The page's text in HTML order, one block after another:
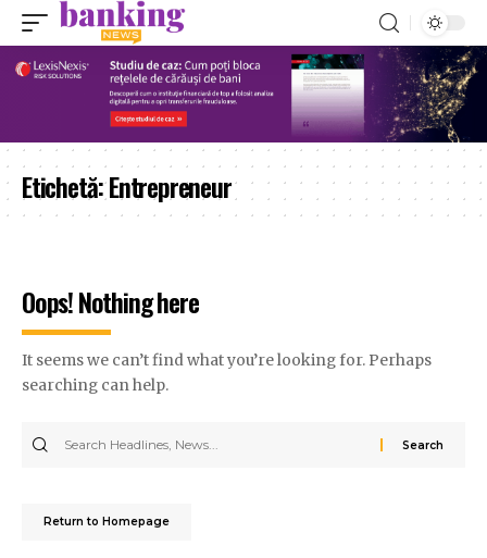
Etichetă:Entrepreneur
Oops! Nothing here
It seems we can’t find what you’re looking for. Perhaps
searching can help.
Return to Homepage